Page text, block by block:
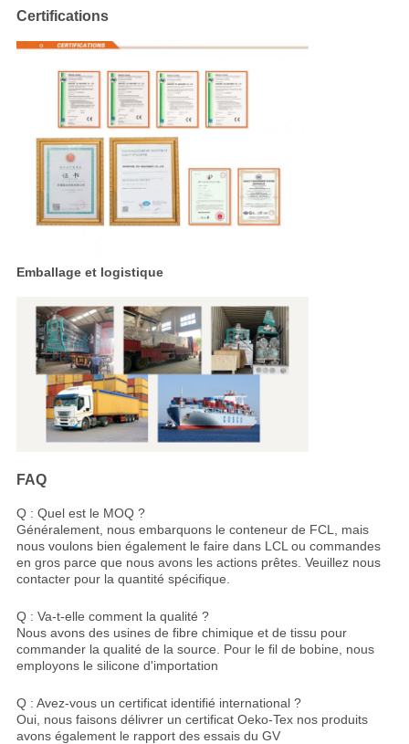
Certifications
Emballage et logistique
FAQ
Q : Quel est le MOQ ?
Généralement, nous embarquons le conteneur de FCL, mais
nous voulons bien également le faire dans LCL ou commandes
en gros parce que nous avons les actions prêtes. Veuillez nous
contacter pour la quantité spécifique.
Q : Va-t-elle comment la qualité ?
Nous avons des usines de fibre chimique et de tissu pour
commander la qualité de la source. Pour le fil de bobine, nous
employons le silicone d'importation
Q : Avez-vous un certificat identifié international ?
Oui, nous faisons délivrer un certificat Oeko-Tex nos produits
avons également le rapport des essais du GV